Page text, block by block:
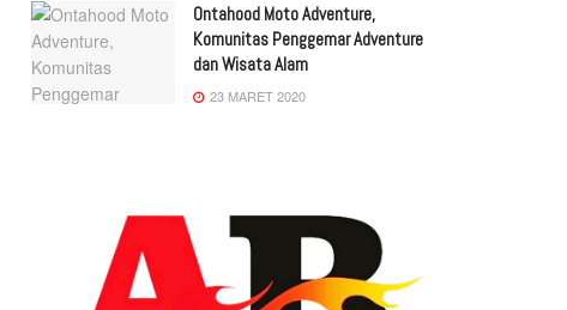
Ontahood Moto Adventure,
Komunitas Penggemar Adventure
dan Wisata Alam
23 MARET 2020